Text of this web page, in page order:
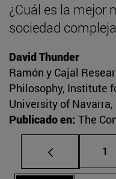
¿Cuál es la mejor
sociedad
David Thunder
Ramón y Cajal
Philosophy, Institute
University of
Publicado en: The
1